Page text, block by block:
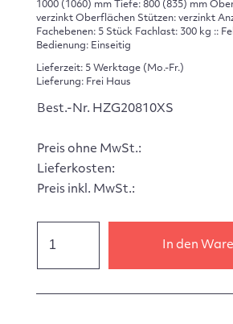
1000 (1060) mm Tiefe: 800 (835) mm
verzinkt Oberflächen Stützen: verzinkt
Fachebenen: 5 Stück Fachlast: 300 kg ::
Bedienung: Einseitig
Lieferzeit: 5 Werktage (Mo.-Fr.)
Lieferung: Frei Haus
Best.-Nr. HZG20810XS
Preis ohne MwSt.:
Lieferkosten:
Preis inkl. MwSt.:
In den